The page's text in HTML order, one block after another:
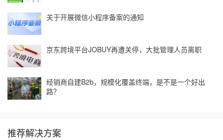
关于开展微信小程序备案的通知
京东跨境平台JOBUY再遭关停，大批管理人员离职
经销商自建B2b，规模化覆盖终端，是不是一个好出
路？
推荐解决方案